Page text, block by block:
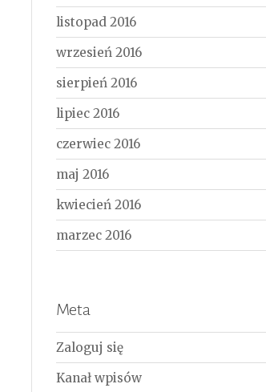
listopad 2016
wrzesień 2016
sierpień 2016
lipiec 2016
czerwiec 2016
maj 2016
kwiecień 2016
marzec 2016
Meta
Zaloguj się
Kanał wpisów